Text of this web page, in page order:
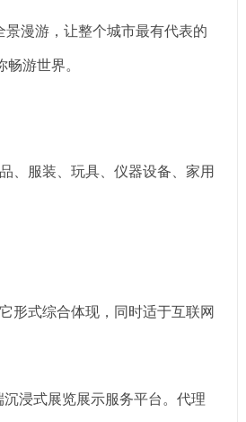
漫游，让整个城市最有代表的
游世界。
、服装、玩具、仪器设备、家用
形式综合体现，同时适于互联网
浸式展览展示服务平台。代理